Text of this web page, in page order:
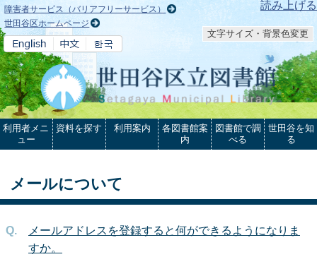
本文へ 読み上げる
障害者サービス（バリアフリーサービス）
世田谷区ホームページ
文字サイズ・背景色変更
利用者メニ
ュー
資料を探す 利用案内
各図書館案
内
図書館で調
べる
世田谷を知
る
メールについて
メールアドレスを登録すると何ができるようになりま
すか。